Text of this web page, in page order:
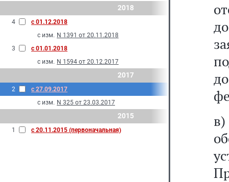
2018
4
с 01.12.2018
с изм. N 1391 от 20.11.2018
3
с 01.01.2018
с изм. N 1594 от 20.12.2017
2017
2
с 27.09.2017
с изм. N 325 от 23.03.2017
2015
1 с 20.11.2015 (первоначальная)